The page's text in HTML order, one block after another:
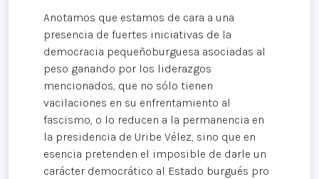
Anotamos que estamos de cara a una
presencia de fuertes iniciativas de la
democracia pequeñoburguesa asociadas al
peso ganando por los liderazgos
mencionados, que no sólo tienen
vacilaciones en su enfrentamiento al
fascismo, o lo reducen a la permanencia en
la presidencia de Uribe Vélez, sino que en
esencia pretenden el imposible de darle un
carácter democrático al Estado burgués pro